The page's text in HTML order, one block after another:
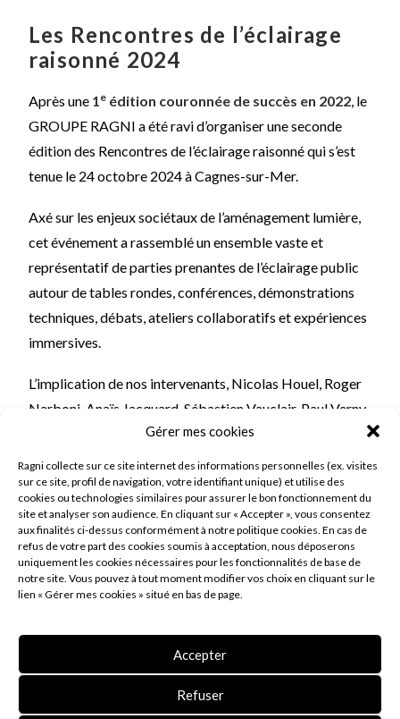
Gérer mes cookies
Ragni collecte sur ce site internet des informations personnelles (ex. visites
sur ce site, profil de navigation, votre identifiant unique) et utilise des
cookies ou technologies similaires pour assurer le bon fonctionnement du
site et analyser son audience. En cliquant sur « Accepter », vous consentez
aux finalités ci-dessus conformément à notre politique cookies. En cas de
refus de votre part des cookies soumis à acceptation, nous déposerons
uniquement les cookies nécessaires pour les fonctionnalités de base de
notre site. Vous pouvez à tout moment modifier vos choix en cliquant sur le
lien « Gérer mes cookies » situé en bas de page.
Accepter
Refuser
Les Rencontres de l’éclairage
raisonné 2024
Après une 1e édition couronnée de succès en 2022, le
GROUPE RAGNI a été ravi d’organiser une seconde
édition des Rencontres de l’éclairage raisonné qui s’est
tenue le 24 octobre 2024 à Cagnes-sur-Mer.
Axé sur les enjeux sociétaux de l’aménagement lumière,
cet événement a rassemblé un ensemble vaste et
représentatif de parties prenantes de l’éclairage public
autour de tables rondes, conférences, démonstrations
techniques, débats, ateliers collaboratifs et expériences
immersives.
L’implication de nos intervenants, Nicolas Houel, Roger
Narboni, Anaïs Jacquard, Sébastien Vauclair, Paul Verny,
Ludivine Philippon, Marie-Anne Bernasconi, Julien Rapin,
Thierry Suzanne, Baptiste Troin, et de notre audience,
tant sur place qu’à distance, aura permis de générer de
échanges enrichissants, de débats passionnés et des
découvertes variées pour l’ensemble de nos parties
prenantes.
Nous espérons que cette journée de réflexion collective
inspirée notre audience autant que nous pour faire
évoluer nos pratiques vers des villes plus durables.